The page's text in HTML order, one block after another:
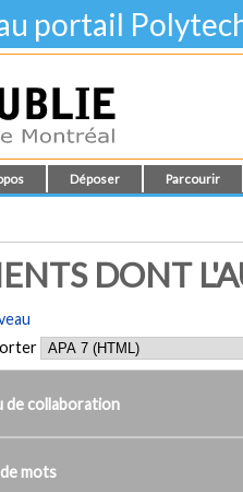
portail
Déposer Parcourir
DONT
de collaboration
mots